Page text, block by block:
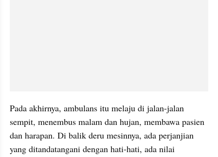
Pada akhirnya, ambulans itu melaju di jalan-jalan
sempit, menembus malam dan hujan, membawa pasien
dan harapan. Di balik deru mesinnya, ada perjanjian
yang ditandatangani dengan hati-hati, ada nilai